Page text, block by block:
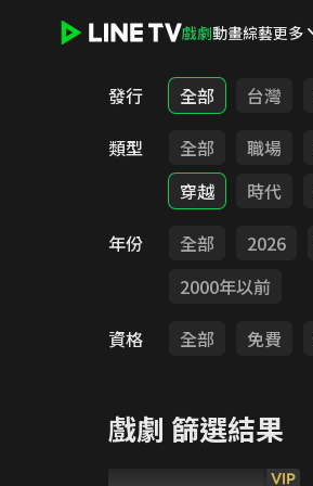
戲劇動畫綜藝更多
發行 全部 台灣
類型
全部 職場
穿越
時代
年份
全部 2026
2000年以前
資格
全部 免費
戲劇 篩選結果
VIP